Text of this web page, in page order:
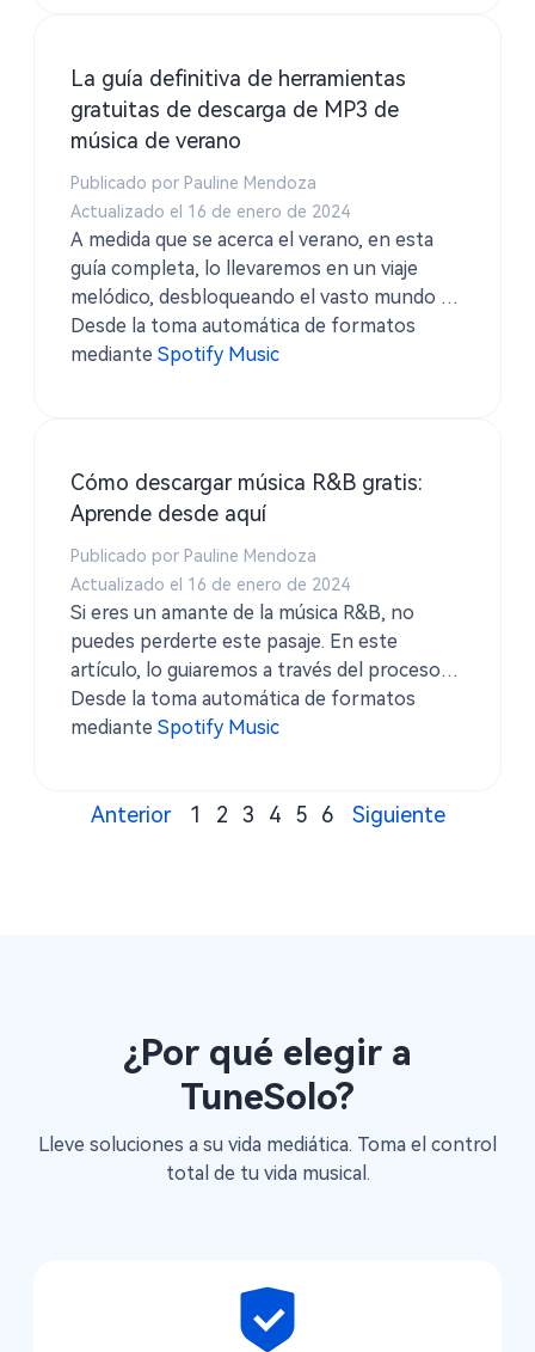
La guía definitiva de herramientas
gratuitas de descarga de MP3 de
música de verano
Publicado por Pauline Mendoza
Actualizado el 16 de enero de 2024
A medida que se acerca el verano, en esta
guía completa, lo llevaremos en un viaje
melódico, desbloqueando el vasto mundo de
las descargas gratuitas de MP3 de música de
verano.
Desde la toma automática de formatos
mediante Spotify Music
Cómo descargar música R&B gratis:
Aprende desde aquí
Publicado por Pauline Mendoza
Actualizado el 16 de enero de 2024
Si eres un amante de la música R&B, no
puedes perderte este pasaje. En este
artículo, lo guiaremos a través del proceso
de búsqueda y descarga de música R&B
gratuita.
Desde la toma automática de formatos
mediante Spotify Music
Anterior 1 2 3 4 5 6 Siguiente
¿Por qué elegir a
TuneSolo?
Lleve soluciones a su vida mediática. Toma el control
total de tu vida musical.